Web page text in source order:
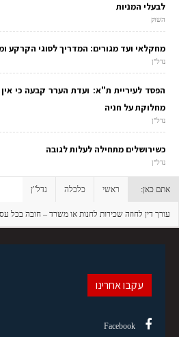
לבעלי המניות
השוק
מחקלאי ועד מגורים: המדריך לסוגי הקרקע
נדל"ן
הפסד לעיריית ת"א: ועדת הערר קבעה כי
מחלוקת על חניה
נדל"ן
כשירושלים מתחילה לעלות לגובה
נדל"ן
אתם כאן: ראשי כלכלה נדל"ן
עורך דין לחוזה שכירות לחנות או משרד – חובה בכל
עקבו אחרינו
Facebook